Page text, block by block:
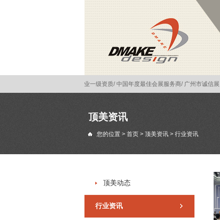
会理事单位/ 广州展示工程企业一级资质/ 中国年度最佳会展服务商/ 广州市诚信展
顶美资讯
您的位置 > 首页 > 顶美资讯 > 行业资讯
顶美动态
行业资讯